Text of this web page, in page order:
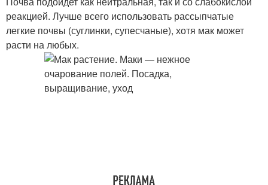
реакцией. Лучше всего использовать рассыпчатые
легкие почвы (суглинки, супесчаные), хотя мак может
расти на любых.